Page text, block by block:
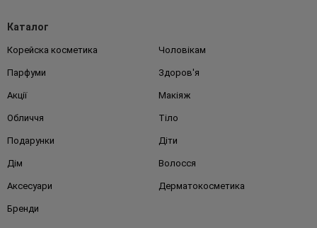
Каталог
Корейска косметика Чоловікам
Парфуми Здоров'я
Акції Макіяж
Обличчя Тіло
Подарунки Діти
Дім Волосся
Аксесуари Дерматокосметика
Бренди